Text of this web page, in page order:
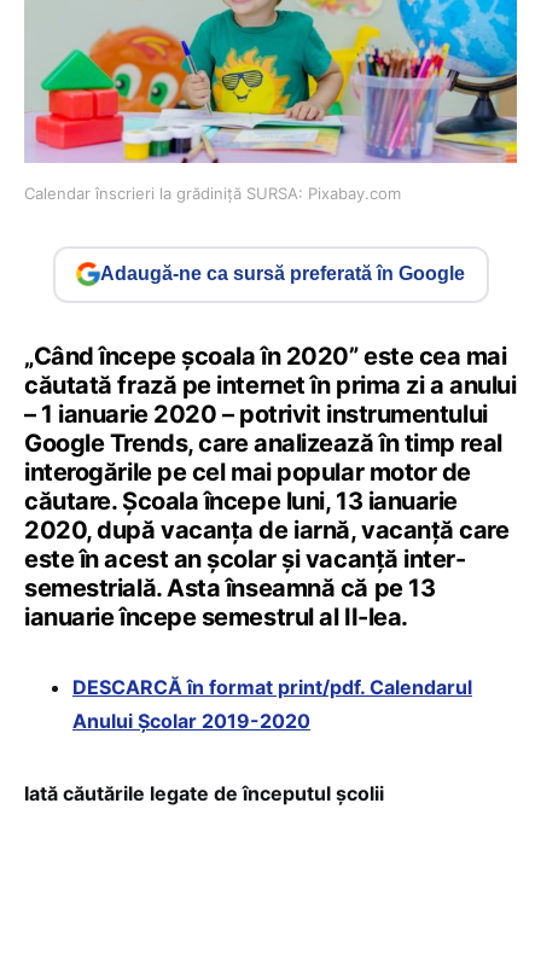
Calendar înscrieri la grădiniță SURSA: Pixabay.com
Adaugă-ne ca sursă preferată în Google
„Când începe şcoala în 2020” este cea mai
căutată frază pe internet în prima zi a anului
– 1 ianuarie 2020 – potrivit instrumentului
Google Trends, care analizează în timp real
interogările pe cel mai popular motor de
căutare. Şcoala începe luni, 13 ianuarie
2020, după vacanţa de iarnă, vacanţă care
este în acest an şcolar şi vacanţă inter-
semestrială. Asta înseamnă că pe 13
ianuarie începe semestrul al II-lea.
DESCARCĂ în format print/pdf. Calendarul
Anului Școlar 2019-2020
Iată căutările legate de începutul şcolii